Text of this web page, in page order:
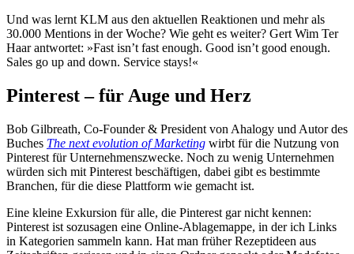
Und was lernt KLM aus den aktuellen Reaktionen und mehr als
30.000 Mentions in der Woche? Wie geht es weiter? Gert Wim Ter
Haar antwortet: »Fast isn’t fast enough. Good isn’t good enough.
Sales go up and down. Service stays!«
Pinterest – für Auge und Herz
Bob Gilbreath, Co-Founder & President von Ahalogy und Autor des
Buches The next evolution of Marketing wirbt für die Nutzung von
Pinterest für Unternehmenszwecke. Noch zu wenig Unternehmen
würden sich mit Pinterest beschäftigen, dabei gibt es bestimmte
Branchen, für die diese Plattform wie gemacht ist.
Eine kleine Exkursion für alle, die Pinterest gar nicht kennen:
Pinterest ist sozusagen eine Online-Ablagemappe, in der ich Links
in Kategorien sammeln kann. Hat man früher Rezeptideen aus